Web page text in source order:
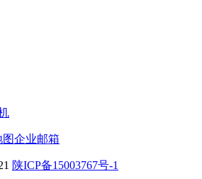
图企业邮箱
陕ICP备15003767号-1